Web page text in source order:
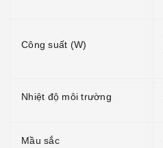
Công suất (W)
Nhiệt độ môi trường
Mầu sắc